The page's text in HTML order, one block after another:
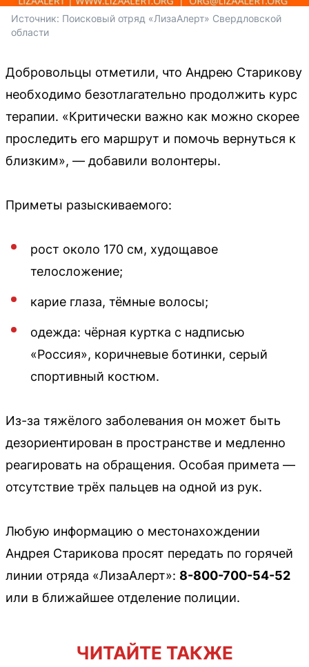
Источник: Поисковый отряд «ЛизаАлерт» Свердловской
области
Добровольцы отметили, что Андрею Старикову
необходимо безотлагательно продолжить курс
терапии. «Критически важно как можно скорее
проследить его маршрут и помочь вернуться к
близким», — добавили волонтеры.
Приметы разыскиваемого:
рост около 170 см, худощавое
телосложение;
карие глаза, тёмные волосы;
одежда: чёрная куртка с надписью
«Россия», коричневые ботинки, серый
спортивный костюм.
Из-за тяжёлого заболевания он может быть
дезориентирован в пространстве и медленно
реагировать на обращения. Особая примета —
отсутствие трёх пальцев на одной из рук.
Любую информацию о местонахождении
Андрея Старикова просят передать по горячей
линии отряда «ЛизаАлерт»: 8-800-700-54-52
или в ближайшее отделение полиции.
ЧИТАЙТЕ ТАКЖЕ